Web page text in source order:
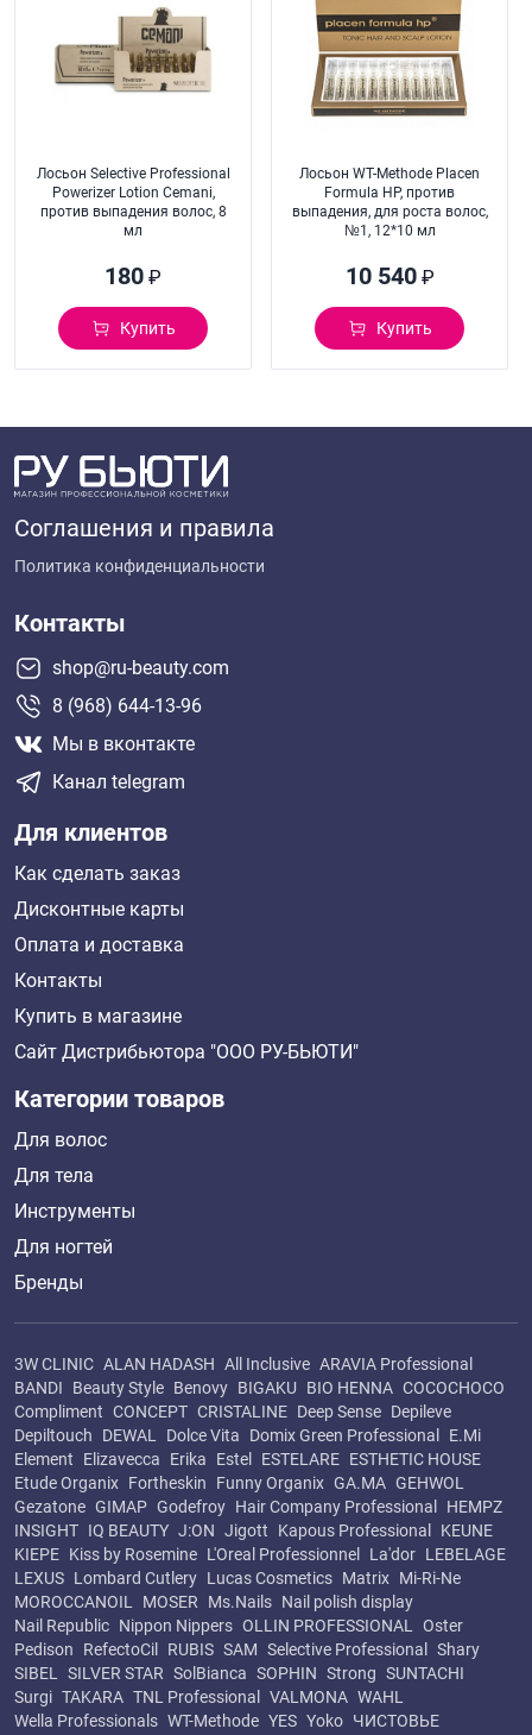
Лосьон Selective Professional
Powerizer Lotion Cemani,
против выпадения волос, 8
мл
180 ₽
Купить
Лосьон WT-Methode Placen
Formula HP, против
выпадения, для роста волос,
№1, 12*10 мл
10 540₽
Купить
Соглашения и правила
Политика конфиденциальности
Контакты
shop@ru-beauty.com
8 (968) 644-13-96
Мы в вконтакте
Канал telegram
Для клиентов
Как сделать заказ
Дисконтные карты
Оплата и доставка
Контакты
Купить в магазине
Сайт Дистрибьютора "ООО РУ-БЬЮТИ"
Категории товаров
Для волос
Для тела
Инструменты
Для ногтей
Бренды
3W CLINIC ALAN HADASH All Inclusive ARAVIA Professional
BANDI
Beauty Style Benovy BIGAKU BIO HENNA COCOCHOCO
Compliment CONCEPT CRISTALINE Deep Sense Depileve
Depiltouch
DEWAL Dolce Vita Domix Green Professional
E.Mi
Element
Elizavecca Erika Estel ESTELARE ESTHETIC HOUSE
Etude Organix Fortheskin Funny Organix GA.MA GEHWOL
Gezatone GIMAP Godefroy Hair Company Professional
HEMPZ
INSIGHT IQ BEAUTY J:ON Jigott Kapous Professional
KEUNE
KIEPE Kiss by Rosemine L'Oreal Professionnel La'dor LEBELAGE
LEXUS Lombard Cutlery Lucas Cosmetics Matrix Mi-Ri-Ne
MOROCCANOIL
MOSER Ms.Nails Nail polish display
Nail Republic Nippon Nippers OLLIN PROFESSIONAL
Oster
Pedison
RefectoCil RUBIS SAM Selective Professional
Shary
SIBEL
SILVER STAR SolBianca SOPHIN Strong SUNTACHI
Surgi TAKARA TNL Professional VALMONA WAHL
Wella Professionals WT-Methode YES Yoko ЧИСТОВЬЕ